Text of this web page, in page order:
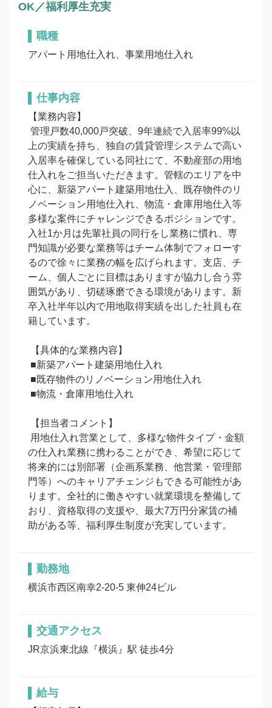
OK／福利厚生充実
職種
アパート用地仕入れ、事業用地仕入れ
仕事内容
【業務内容】
上の実績を持ち、独自の賃貸管理システムで高い
入居率を確保している同社にて、不動産部の用地
仕入れをご担当いただきます。管轄のエリアを中
心に、新築アパート建築用地仕入、既存物件のリ
ノベーション用地仕入れ、物流・倉庫用地仕入等
多様な案件にチャレンジできるポジションです。
入社1か月は先輩社員の同行をし業務に慣れ、専
門知識が必要な業務等はチーム体制でフォローす
るので徐々に業務の幅を広げられます。支店、チ
ーム、個人ごとに目標はありますが協力し合う雰
囲気があり、切磋琢磨できる環境があります。新
卒入社半年以内で用地取得実績を出した社員も在
籍しています。
の仕入れ業務に携わることができ、希望に応じて
将来的には別部署（企画系業務、他営業・管理部
門等）へのキャリアチェンジもできる可能性があ
ります。全社的に働きやすい就業環境を整備して
おり、資格取得の支援や、最大7万円分家賃の補
助がある等、福利厚生制度が充実しています。
勤務地
横浜市西区南幸2-20-5 東伸24ビル
交通アクセス
JR京浜東北線『横浜』駅 徒歩4分
給与